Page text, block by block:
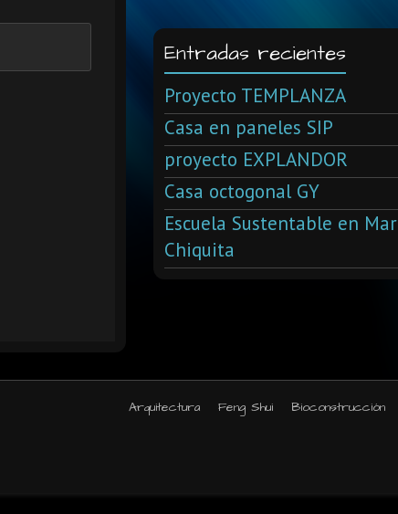
Entradas recientes
Proyecto TEMPLANZA
Casa en paneles SIP
proyecto EXPLANDOR
Casa octogonal GY
Escuela Sustentable en Mar
Chiquita
Arquitectura Feng Shui Bioconstrucción